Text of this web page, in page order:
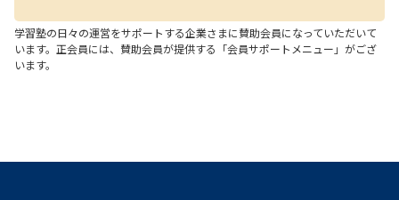
学習塾の日々の運営をサポートする企業さまに賛助会員になっていただいて
います。正会員には、賛助会員が提供する「会員サポートメニュー」がござ
います。